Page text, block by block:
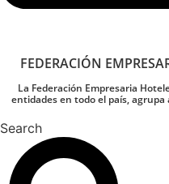
FEDERACIÓN
La Federación Empresaria
entidades en todo el país,
Search